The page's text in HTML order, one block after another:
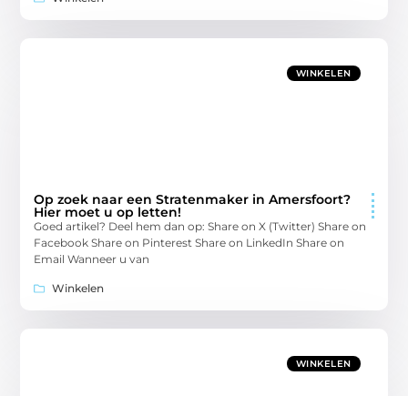
WINKELEN
Op zoek naar een Stratenmaker in Amersfoort?
Hier moet u op letten!
Goed artikel? Deel hem dan op: Share on X (Twitter) Share on
Facebook Share on Pinterest Share on LinkedIn Share on
Email Wanneer u van
Winkelen
WINKELEN